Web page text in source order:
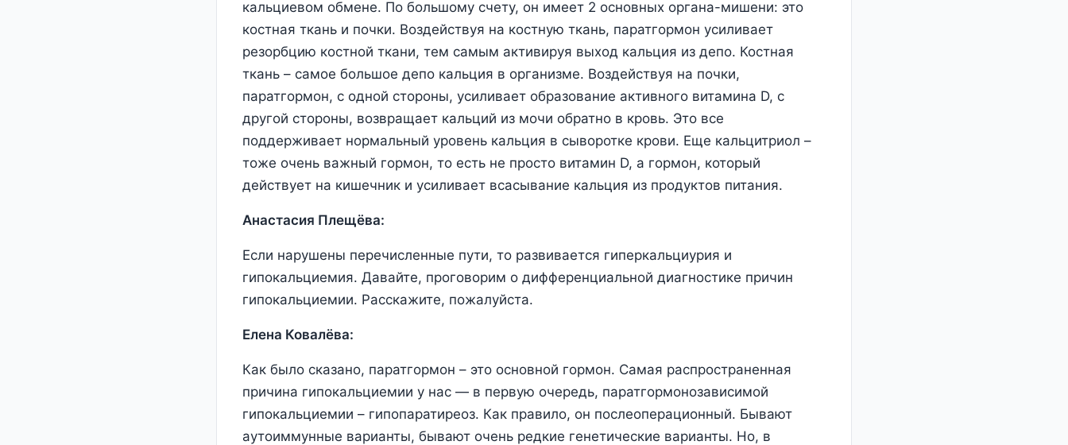
кальциевом обмене. По большому счету, он имеет 2 основных органа-мишени: это
костная ткань и почки. Воздействуя на костную ткань, паратгормон усиливает
резорбцию костной ткани, тем самым активируя выход кальция из депо. Костная
ткань – самое большое депо кальция в организме. Воздействуя на почки,
паратгормон, с одной стороны, усиливает образование активного витамина D, с
другой стороны, возвращает кальций из мочи обратно в кровь. Это все
поддерживает нормальный уровень кальция в сыворотке крови. Еще кальцитриол –
тоже очень важный гормон, то есть не просто витамин D, а гормон, который
действует на кишечник и усиливает всасывание кальция из продуктов питания.
Анастасия Плещёва:
Если нарушены перечисленные пути, то развивается гиперкальциурия и
гипокальциемия. Давайте, проговорим о дифференциальной диагностике причин
гипокальциемии. Расскажите, пожалуйста.
Елена Ковалёва:
Как было сказано, паратгормон – это основной гормон. Самая распространенная
причина гипокальциемии у нас ― в первую очередь, паратгормонозависимой
гипокальциемии – гипопаратиреоз. Как правило, он послеоперационный. Бывают
аутоиммунные варианты, бывают очень редкие генетические варианты. Но, в